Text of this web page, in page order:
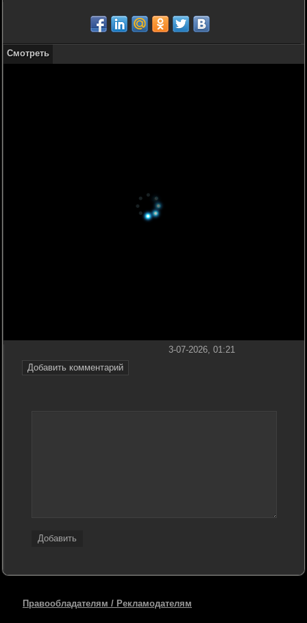
Смотреть
Добавить комментарий
3-07-2026, 01:21
Добавить
Правообладателям / Рекламодателям